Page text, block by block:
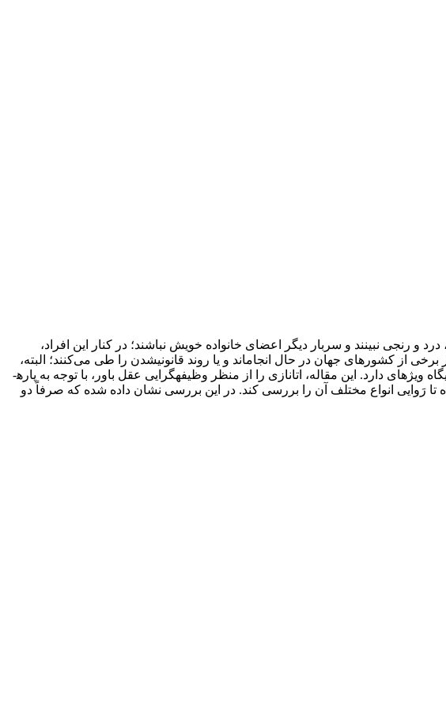
و رنجی نبینند و سربار دیگر اعضای خانواده خویش نباشند؛ در کنار این افراد،
از کشورهای جهان در حال انجام­اند و یا روند قانونی­شدن را طی می‌کنند؛ البته،
این پدیده مخالفان بسیار جدی­ای نیز دارد. در میان بررسی­های پزشکی، فقهی، حقوقی، اخلاقی و...، تحلیل اخلاقی اتانازی جایگاه ویژه­ای دارد. این مقاله، اتانازی را از منظر وظیفه­گرایی عقل باور، با توجه به پاره­
تا رَوایی انواع مختلف آن را بررسی کند. در این بررسی نشان داده شده که صرفاً دو